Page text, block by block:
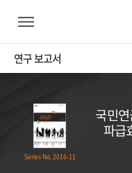
연구 보고서
Series No. 2016-11
국민
파급